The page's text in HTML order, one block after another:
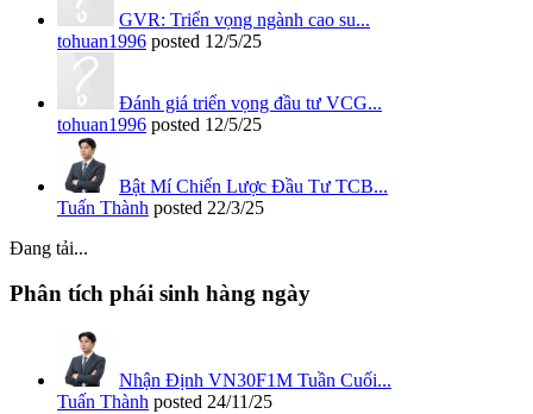
GVR: Triển vọng ngành cao su...
tohuan1996 posted 12/5/25
Đánh giá triển vọng đầu tư VCG...
tohuan1996 posted 12/5/25
Bật Mí Chiến Lược Đầu Tư TCB...
Tuấn Thành posted 22/3/25
Đang tải...
Phân tích phái sinh hàng ngày
Nhận Định VN30F1M Tuần Cuối...
Tuấn Thành posted 24/11/25